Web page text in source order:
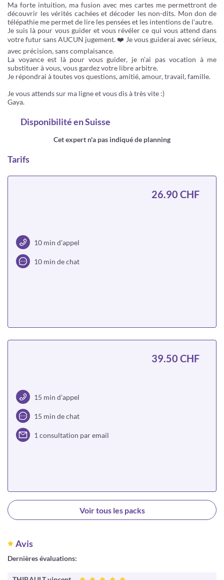
Ma forte intuition, ma fusion avec mes cartes me permettront de
découvrir les vérités cachées et décoder les non-dits. Mon don de
télépathie me permet de lire les pensées et les intentions de l'autre.
Je suis là pour vous guider et vous révéler ce qui vous attend dans
votre futur sans AUCUN jugement. ❤️ Je vous guiderai avec sérieux,
avec précision, sans complaisance.
La voyance est là pour vous guider, je n’ai pas vocation à me
substituer à vous, vous gardez votre libre arbitre.
Je répondrai à toutes vos questions, amitié, amour, travail, famille.
Je vous attends sur ma ligne et vous dis à très vite :)
Gaya.
Disponibilitéen Suisse
Cet expert n'a pas indiqué de planning
Tarifs
10 min d’appel
10 min de chat
26.90 CHF
15 min d’appel
15 min de chat
1 consultation par email
39.50 CHF
Choisir
Voir tous les packs
Avis
Dernières évaluations: